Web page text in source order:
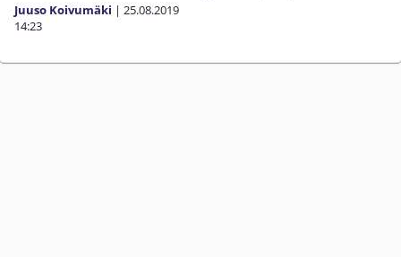
Juuso Koivumäki | 25.08.2019
14:23